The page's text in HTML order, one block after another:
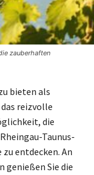
zauberhaften
bieten als
reizvolle
die
Taunus-
entdecken. An
genießen Sie die